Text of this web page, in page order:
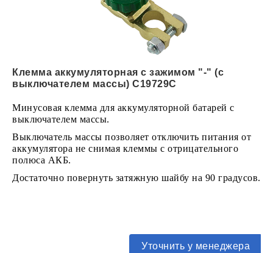
Клемма аккумуляторная с зажимом "-" (с
выключателем массы) C19729C
Минусовая клемма для аккумуляторной батарей с
выключателем массы.
Выключатель массы позволяет отключить питания от
аккумулятора не снимая клеммы с отрицательного
полюса АКБ.
Достаточно повернуть затяжную шайбу на 90 градусов.
Уточнить у менеджера